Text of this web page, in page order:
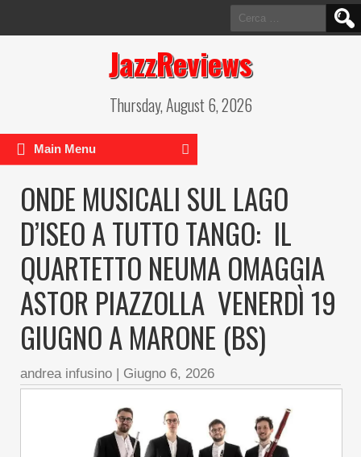
Ricerca
per:
JazzReviews
Thursday, August 6, 2026
Main Menu
ONDE MUSICALI SUL LAGO
D’ISEO A TUTTO TANGO: IL
QUARTETTO NEUMA OMAGGIA
ASTOR PIAZZOLLA VENERDÌ 19
GIUGNO A MARONE (BS)
andrea infusino | Giugno 6, 2026